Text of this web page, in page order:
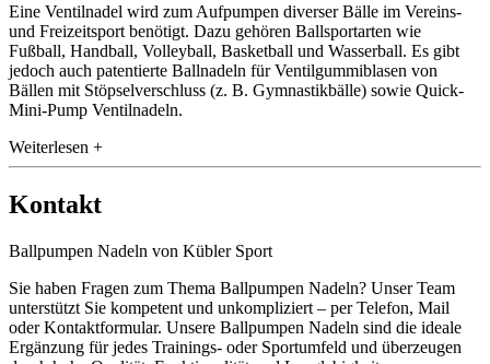
Eine Ventilnadel wird zum Aufpumpen diverser Bälle im Vereins-
und Freizeitsport benötigt. Dazu gehören Ballsportarten wie
Fußball, Handball, Volleyball, Basketball und Wasserball. Es gibt
jedoch auch patentierte Ballnadeln für Ventilgummiblasen von
Bällen mit Stöpselverschluss (z. B. Gymnastikbälle) sowie Quick-
Mini-Pump Ventilnadeln.
Weiterlesen +
Kontakt
Ballpumpen Nadeln von Kübler Sport
Sie haben Fragen zum Thema Ballpumpen Nadeln? Unser Team
unterstützt Sie kompetent und unkompliziert – per Telefon, Mail
oder Kontaktformular. Unsere Ballpumpen Nadeln sind die ideale
Ergänzung für jedes Trainings- oder Sportumfeld und überzeugen